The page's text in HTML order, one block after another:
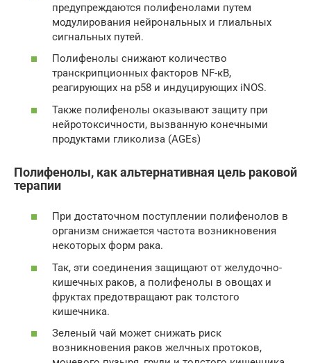
предупреждаются полифенолами путем
модулирования нейрональных и глиальных
сигнальных путей.
Полифенолы снижают количество
транскрипционных факторов NF-κB,
реагирующих на р58 и индуцирующих iNOS.
Также полифенолы оказывают защиту при
нейротоксичности, вызванную конечными
продуктами гликолиза (AGEs)
Полифенолы, как альтернативная цель раковой
терапии
При достаточном поступлении полифенолов в
организм снижается частота возникновения
некоторых форм рака.
Так, эти соединения защищают от желудочно-
кишечных раков, а полифенолы в овощах и
фруктах предотвращают рак толстого
кишечника.
Зеленый чай может снижать риск
возникновения раков желчных протоков,